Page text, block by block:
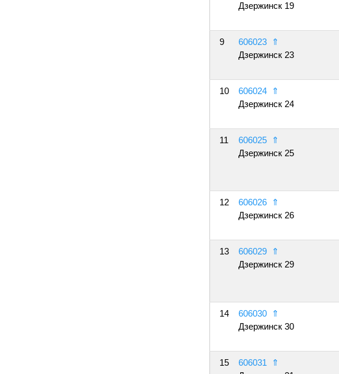
Дзержинск 19
9 606023
⇑
Дзержинск 23
10 606024
⇑
Дзержинск 24
11 606025
⇑
Дзержинск 25
12 606026
⇑
Дзержинск 26
13 606029
⇑
Дзержинск 29
14 606030
⇑
Дзержинск 30
15 606031
⇑